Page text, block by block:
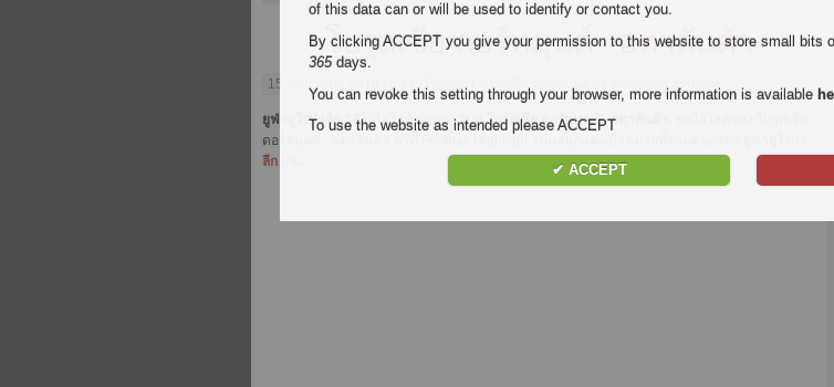
โบรุสเซีย ดอร์ทมุนด์ - อตาลันต้า
15 กุมภาพันธ์ 2018 | ยูฟ่ายูโรปาลีก | โบรุสเซีย ดอร์ทมุนด์ vs อตาลันต้า สรุปภาพ
ยูฟ่ายูโรปาลีกวิดีโอไฮไลท์ของการจับคู่โบรุสเซีย ดอร์ทมุนด์ - อตาลันต้า
ดอร์ทมุนด์ - อตาลันต้า ฟรีที่ Football Highlight. เน้นสนุกและเป้าหมายทั้งหมดของทุก
ลีก
of this data can or will be used to identify or contact you.
By clicking ACCEPT you give your permission to this website to store small bits
365days.
You can revoke this setting through your browser, more information is available
To use the website as intended please ACCEPT
✔ ACCEPT